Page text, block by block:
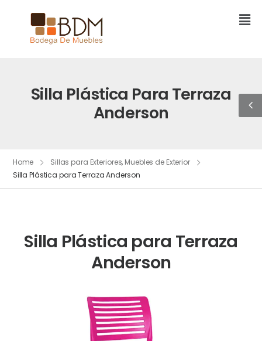
Silla Plástica Para Terraza
Anderson
Home Sillas para Exteriores, Muebles de Exterior
Silla Plástica para Terraza Anderson
Silla Plástica para Terraza
Anderson